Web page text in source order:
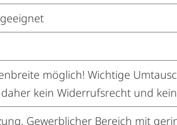
möglich! Wichtige
kein Widerrufsrecht und
Gewerblicher Bereich mit